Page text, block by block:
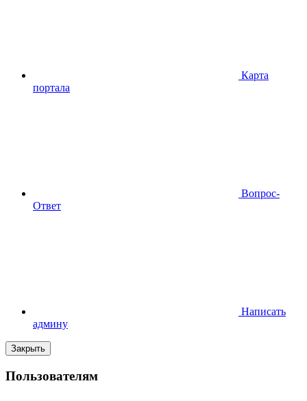
Карта
портала
Вопрос-
Ответ
Написать
админу
Закрыть
Пользователям